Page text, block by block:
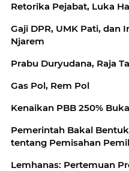
Retorika Pejabat, Luka
Gaji DPR, UMK Pati, dan
Njarem
Prabu Duryudana, Raja
Gas Pol, Rem Pol
Kenaikan PBB 250%
Pemerintah Bakal
tentang Pemisahan
Lemhanas: Pertemuan